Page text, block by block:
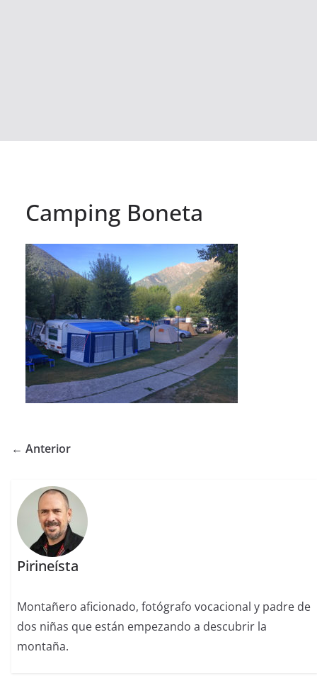
Camping Boneta
← Anterior
Pirineísta
Montañero aficionado, fotógrafo vocacional y padre de
dos niñas que están empezando a descubrir la
montaña.